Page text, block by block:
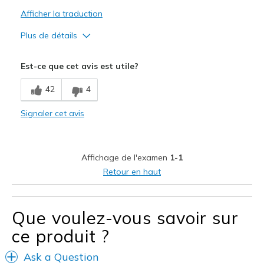
Afficher la traduction
Plus de détails
Est-ce que cet avis est utile?
42 4
Signaler cet avis
Affichage de l'examen 1-1
Retour en haut
Que voulez-vous savoir sur
ce produit ?
Ask a Question